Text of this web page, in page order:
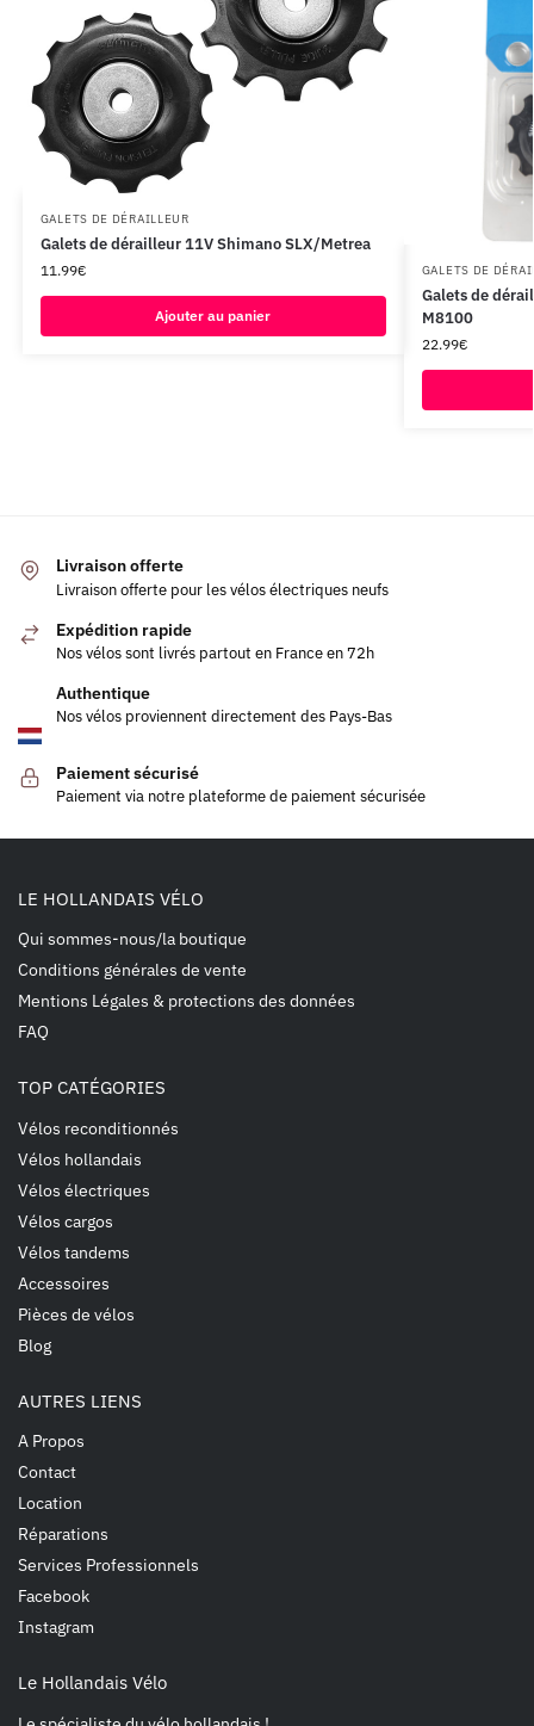
GALETS DE DÉRAILLEUR
Galets de dérailleur 11V Shimano SLX/Metrea
11.99€
Ajouter au panier
GALETS DE
Galets de
M8100
22.99€
Livraison offerte
Livraison offerte pour les vélos électriques neufs
Expédition rapide
Nos vélos sont livrés partout en France en 72h
Authentique
Nos vélos proviennent directement des Pays-Bas
Paiement sécurisé
Paiement via notre plateforme de paiement sécurisée
LE HOLLANDAIS VÉLO
Qui sommes-nous/la boutique
Conditions générales de vente
Mentions Légales & protections des données
FAQ
TOP CATÉGORIES
Vélos reconditionnés
Vélos hollandais
Vélos électriques
Vélos cargos
Vélos tandems
Accessoires
Pièces de vélos
Blog
AUTRES LIENS
A Propos
Contact
Location
Réparations
Services Professionnels
Facebook
Instagram
Le Hollandais Vélo